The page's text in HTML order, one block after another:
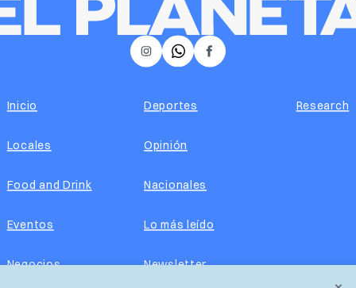
𝕏 Facebook
Instagram
Inicio
Locales
Food and Drink
Eventos
Negocios
Deportes
Opinión
Nacionales
Lo más leído
Newsletter
Research